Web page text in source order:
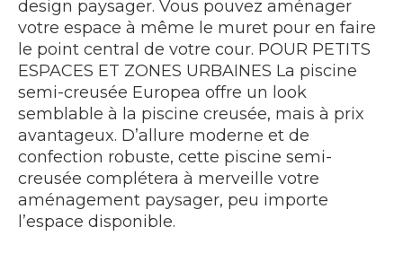
design paysager. Vous pouvez aménager
votre espace à même le muret pour en faire
le point central de votre cour. POUR PETITS
ESPACES ET ZONES URBAINES La piscine
semi-creusée Europea offre un look
semblable à la piscine creusée, mais à prix
avantageux. D’allure moderne et de
confection robuste, cette piscine semi-
creusée complétera à merveille votre
aménagement paysager, peu importe
l’espace disponible.